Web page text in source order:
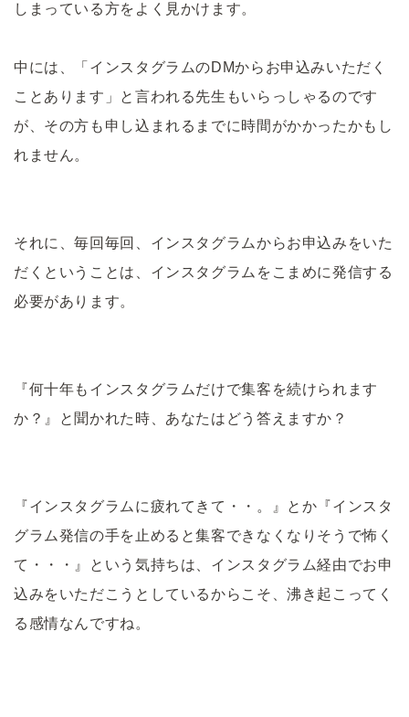
しまっている方をよく見かけます。
中には、「インスタグラムのDMからお申込みいただく
ことあります」と言われる先生もいらっしゃるのです
が、その方も申し込まれるまでに時間がかかったかもし
れません。
それに、毎回毎回、インスタグラムからお申込みをいた
だくということは、インスタグラムをこまめに発信する
必要があります。
『何十年もインスタグラムだけで集客を続けられます
か？』と聞かれた時、あなたはどう答えますか？
『インスタグラムに疲れてきて・・。』とか『インスタ
グラム発信の手を止めると集客できなくなりそうで怖く
て・・・』という気持ちは、インスタグラム経由でお申
込みをいただこうとしているからこそ、沸き起こってく
る感情なんですね。